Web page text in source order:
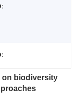
on biodiversity